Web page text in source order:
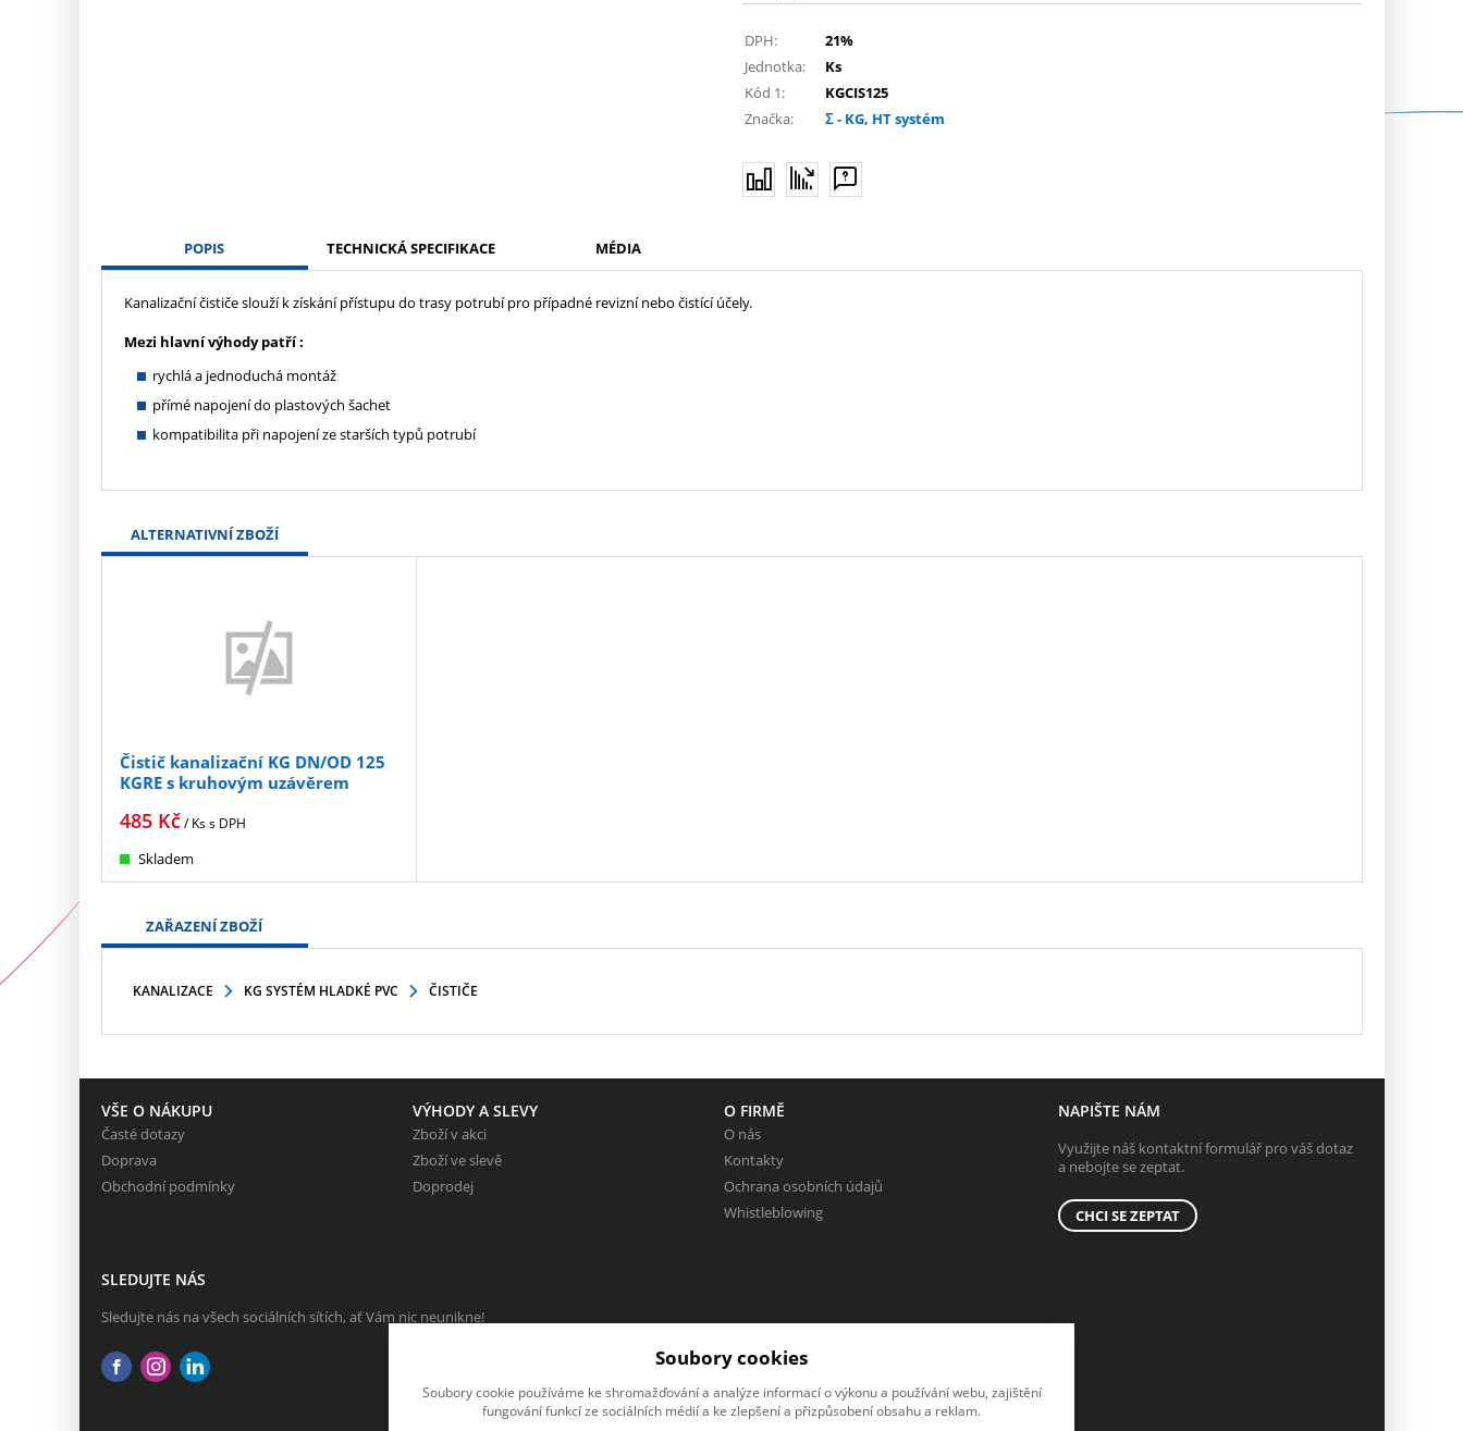
DPH:
21%
Jednotka:
Ks
Kód 1:
KGCIS125
Značka:
Σ - KG, HT systém
POPIS TECHNICKÁ SPECIFIKACE MÉDIA
Kanalizační čističe slouží k získání přístupu do trasy potrubí pro případné revizní nebo čistící účely.
Mezi hlavní výhody patří :
rychlá a jednoduchá montáž
přímé napojení do plastových šachet
kompatibilita při napojení ze starších typů potrubí
ALTERNATIVNÍ ZBOŽÍ
Čistič kanalizační KG DN/OD 125
KGRE s kruhovým uzávěrem
485Kč/ Kss DPH
Skladem
ZAŘAZENÍ ZBOŽÍ
KANALIZACE KG SYSTÉM HLADKÉ PVC ČISTIČE
VŠE O NÁKUPU
Časté dotazy
Doprava
Obchodní podmínky
VÝHODY A SLEVY
Zboží v akci
Zboží ve slevě
Doprodej
O FIRMĚ
O nás
Kontakty
Ochrana osobních údajů
Whistleblowing
NAPIŠTE NÁM
Využijte náš kontaktní formulář pro váš dotaz
a nebojte se zeptat.
CHCI SE ZEPTAT
SLEDUJTE NÁS
Sledujte nás na všech sociálních sítích, ať Vám nic neunikne!
Soubory cookies
Soubory cookie používáme ke shromažďování a analýze informací o výkonu a používání webu, zajištění
fungování funkcí ze sociálních médií a ke zlepšení a přizpůsobení obsahu a reklam.